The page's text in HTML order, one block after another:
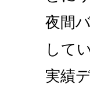
夜間
して
実績